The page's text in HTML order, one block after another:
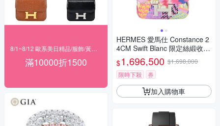
滿10000折1500
HERMES 愛馬仕 Constance 2
4CM Swift Blanc 限定絲緞收藏
款 牛皮斜背包(Y刻/OD 彩/銀
釦)
$1,696,500 $1,698,000
限時下殺
券
加入購物車